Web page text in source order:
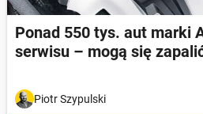
Ponad 550 tys. aut marki
serwisu – mogą się
Piotr Szypulski